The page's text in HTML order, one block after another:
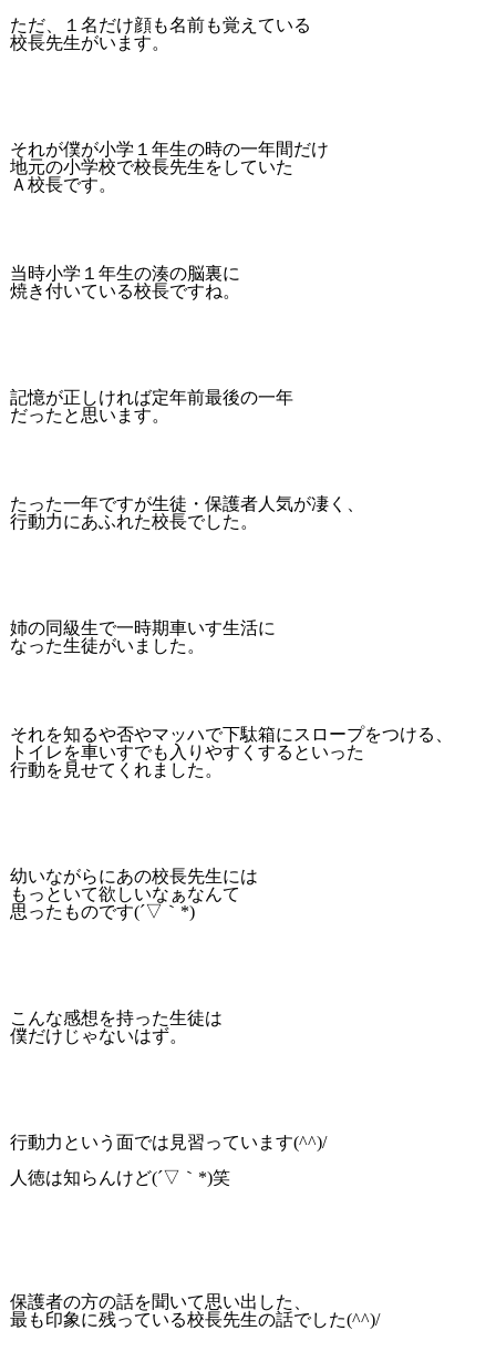
ただ、１名だけ顔も名前も覚えている
校長先生がいます。
それが僕が小学１年生の時の一年間だけ
地元の小学校で校長先生をしていた
Ａ校長です。
当時小学１年生の湊の脳裏に
焼き付いている校長ですね。
記憶が正しければ定年前最後の一年
だったと思います。
たった一年ですが生徒・保護者人気が凄く、
行動力にあふれた校長でした。
姉の同級生で一時期車いす生活に
なった生徒がいました。
それを知るや否やマッハで下駄箱にスロープをつける、
トイレを車いすでも入りやすくするといった
行動を見せてくれました。
幼いながらにあの校長先生には
もっといて欲しいなぁなんて
思ったものです(´▽｀*)
こんな感想を持った生徒は
僕だけじゃないはず。
行動力という面では見習っています(^^)/
人徳は知らんけど(´▽｀*)笑
保護者の方の話を聞いて思い出した、
最も印象に残っている校長先生の話でした(^^)/